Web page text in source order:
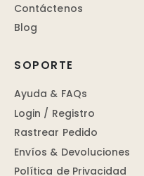
Contáctenos
Blog
SOPORTE
Ayuda & FAQs
Login / Registro
Rastrear Pedido
Envíos & Devoluciones
Política de Privacidad